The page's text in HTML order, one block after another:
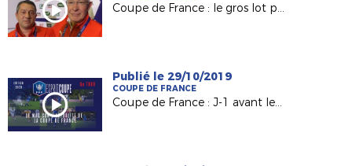
Coupe de France : le gros lot pour Mûrs-Erigné (R2)
Publié le 29/10/2019
COUPE DE FRANCE
Coupe de France : J-1 avant le tirage du 7e tour !